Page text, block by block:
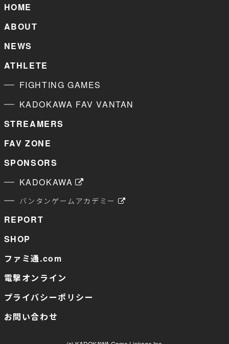
HOME
ABOUT
NEWS
ATHLETE
FIGHTING GAMES
KADOKAWA FAV VANTAN
STREAMERS
FAV ZONE
SPONSORS
KADOKAWA
バンタンゲームアカデミー
REPORT
SHOP
ファミ通.com
電撃オンライン
プライバシーポリシー
お問い合わせ